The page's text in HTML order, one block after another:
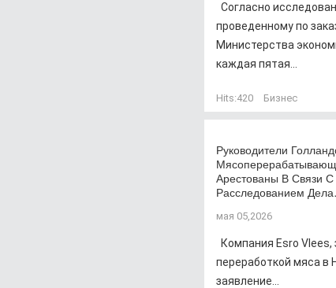
Согласно
проведенному по
Министерства
каждая пятая...
Hits:420 Бизнес
Руководители
Арестованы В Связи С
Расследованием
мая 05,2026
Компания Esro
переработкой мяса в
заявление...